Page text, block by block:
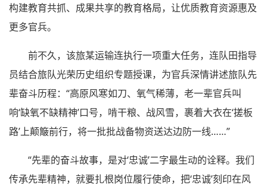
构建教育共抓、成果共享的教育格局，让优质教育资源惠及
更多官兵。
前不久，该旅某运输连执行一项重大任务，连队田指导
员结合旅队光荣历史组织专题授课，为官兵深情讲述旅队先
辈奋斗历程：“高原风寒如刀、氧气稀薄，老一辈官兵叫
响‘缺氧不缺精神’口号，啃干粮、战风雪，裹着大衣在‘搓板
路’上颠簸前行，将一批批战备物资送达边防一线……”
“先辈的奋斗故事，是对‘忠诚’二字最生动的诠释。我们
传承先辈精神，就要扎根岗位履行使命，把‘忠诚’刻印在风